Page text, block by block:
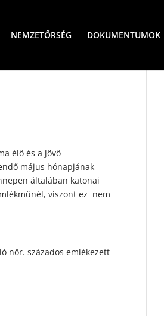
NEMZETŐRSÉG DOKUMENTUMOK
élő és a jövő
május hónapjának
általában katonai
viszont ez nem
nőr. százados emlékezett